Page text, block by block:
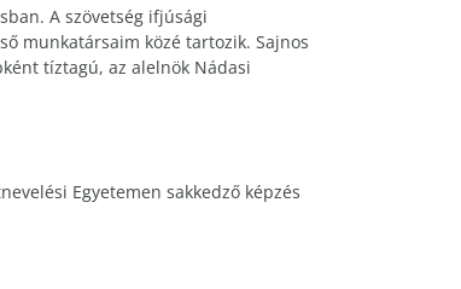
A szövetség ifjúsági
munkatársaim közé tartozik. Sajnos
tíztagú, az alelnök Nádasi
Egyetemen sakkedző képzés